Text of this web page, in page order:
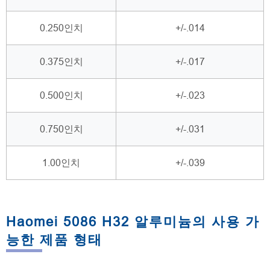
0.250인치 +/-.014
0.375인치 +/-.017
0.500인치 +/-.023
0.750인치 +/-.031
1.00인치 +/-.039
Haomei 5086 H32 알루미늄의 사용 가
능한 제품 형태